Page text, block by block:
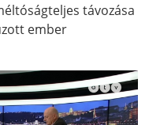
távozása
ember